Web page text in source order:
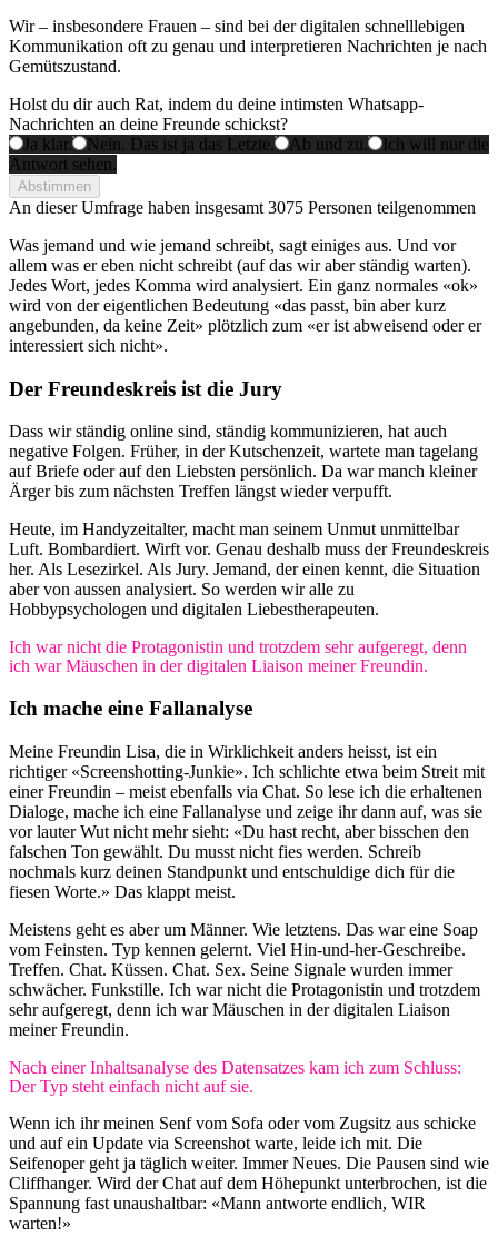
Wir – insbesondere Frauen – sind bei der digitalen schnelllebigen
Kommunikation oft zu genau und interpretieren Nachrichten je nach
Gemütszustand.
Holst du dir auch Rat, indem du deine intimsten Whatsapp-
Nachrichten an deine Freunde schickst?
Ja klar.
Nein. Das ist ja das Letzte. Ab und zu.
Ich will nur die
Antwort sehen.
Abstimmen
An dieser Umfrage haben insgesamt 3075 Personen teilgenommen
Was jemand und wie jemand schreibt, sagt einiges aus. Und vor
allem was er eben nicht schreibt (auf das wir aber ständig warten).
Jedes Wort, jedes Komma wird analysiert. Ein ganz normales «ok»
wird von der eigentlichen Bedeutung «das passt, bin aber kurz
angebunden, da keine Zeit» plötzlich zum «er ist abweisend oder er
interessiert sich nicht».
Der Freundeskreis ist die Jury
Dass wir ständig online sind, ständig kommunizieren, hat auch
negative Folgen. Früher, in der Kutschenzeit, wartete man tagelang
auf Briefe oder auf den Liebsten persönlich. Da war manch kleiner
Ärger bis zum nächsten Treffen längst wieder verpufft.
Heute, im Handyzeitalter, macht man seinem Unmut unmittelbar
Luft. Bombardiert. Wirft vor. Genau deshalb muss der Freundeskreis
her. Als Lesezirkel. Als Jury. Jemand, der einen kennt, die Situation
aber von aussen analysiert. So werden wir alle zu
Hobbypsychologen und digitalen Liebestherapeuten.
Ich war nicht die Protagonistin und trotzdem sehr aufgeregt, denn
ich war Mäuschen in der digitalen Liaison meiner Freundin.
Ich mache eine Fallanalyse
Meine Freundin Lisa, die in Wirklichkeit anders heisst, ist ein
richtiger «Screenshotting-Junkie». Ich schlichte etwa beim Streit mit
einer Freundin – meist ebenfalls via Chat. So lese ich die erhaltenen
Dialoge, mache ich eine Fallanalyse und zeige ihr dann auf, was sie
vor lauter Wut nicht mehr sieht: «Du hast recht, aber bisschen den
falschen Ton gewählt. Du musst nicht fies werden. Schreib
nochmals kurz deinen Standpunkt und entschuldige dich für die
fiesen Worte.» Das klappt meist.
Meistens geht es aber um Männer. Wie letztens. Das war eine Soap
vom Feinsten. Typ kennen gelernt. Viel Hin-und-her-Geschreibe.
Treffen. Chat. Küssen. Chat. Sex. Seine Signale wurden immer
schwächer. Funkstille. Ich war nicht die Protagonistin und trotzdem
sehr aufgeregt, denn ich war Mäuschen in der digitalen Liaison
meiner Freundin.
Nach einer Inhaltsanalyse des Datensatzes kam ich zum Schluss:
Der Typ steht einfach nicht auf sie.
Wenn ich ihr meinen Senf vom Sofa oder vom Zugsitz aus schicke
und auf ein Update via Screenshot warte, leide ich mit. Die
Seifenoper geht ja täglich weiter. Immer Neues. Die Pausen sind wie
Cliffhanger. Wird der Chat auf dem Höhepunkt unterbrochen, ist die
Spannung fast unaushaltbar: «Mann antworte endlich, WIR
warten!»